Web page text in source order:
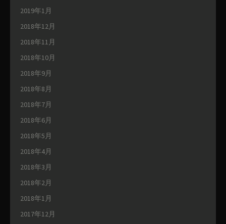
2019年1月
2018年12月
2018年11月
2018年10月
2018年9月
2018年8月
2018年7月
2018年6月
2018年5月
2018年4月
2018年3月
2018年2月
2018年1月
2017年12月